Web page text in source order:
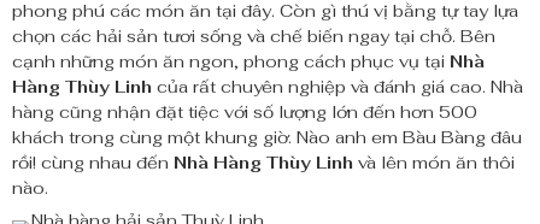
phong phú các món ăn tại đây. Còn gì thú vị bằng tự tay lựa
chọn các hải sản tươi sống và chế biến ngay tại chỗ. Bên
cạnh những món ăn ngon, phong cách phục vụ tại Nhà
Hàng Thùy Linh của rất chuyên nghiệp và đánh giá cao. Nhà
hàng cũng nhận đặt tiệc với số lượng lớn đến hơn 500
khách trong cùng một khung giờ. Nào anh em Bàu Bàng đâu
rồi! cùng nhau đến Nhà Hàng Thùy Linh và lên món ăn thôi
nào.